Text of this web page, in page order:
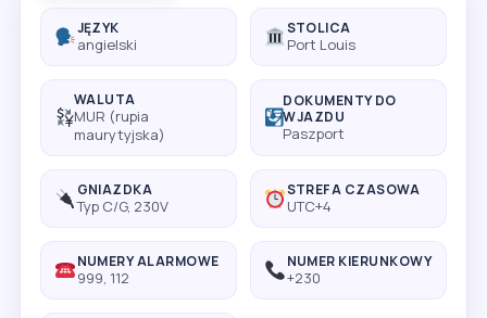
JĘZYK
angielski
STOLICA
Port Louis
WALUTA
MUR (rupia
maurytyjska)
DOKUMENTY DO
WJAZDU
Paszport
GNIAZDKA
Typ C/G, 230V
STREFA CZASOWA
UTC+4
NUMERY ALARMOWE
999, 112
NUMER KIERUNKOWY
+230